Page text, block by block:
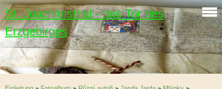
St. Joachimsthal - das Tor des
Erzgebirges